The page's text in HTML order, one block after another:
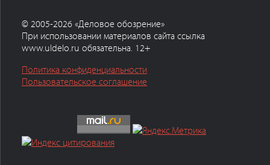
© 2005-2026 «Деловое обозрение»
При использовании материалов сайта ссылка
www.uldelo.ru обязательна. 12+
Политика конфиденциальности
Пользовательское соглашение